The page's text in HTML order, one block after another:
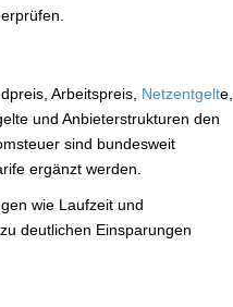
Arbeitspreis, Netzentgelte,
und Anbieterstrukturen den
sind bundesweit
ergänzt werden.
wie Laufzeit und
deutlichen Einsparungen